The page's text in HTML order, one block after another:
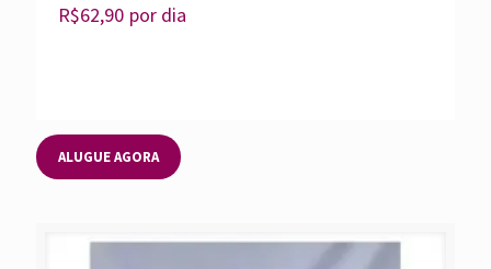
R$62,90 por dia
ALUGUE AGORA